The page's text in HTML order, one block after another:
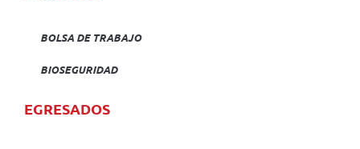
BOLSA DE TRABAJO
BIOSEGURIDAD
EGRESADOS